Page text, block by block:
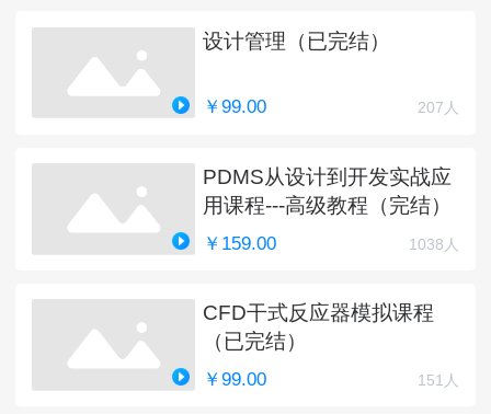
设计管理（已完结）
￥99.00 207人
PDMS从设计到开发实战应
用课程---高级教程（完结）
￥159.00 1038人
CFD干式反应器模拟课程
（已完结）
￥99.00 151人